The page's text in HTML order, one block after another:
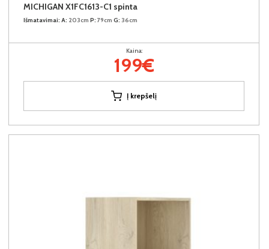
MICHIGAN X1FC1613-C1 spinta
Išmatavimai: A: 203cm P: 79cm G: 36cm
Kaina:
199€
Į krepšelį